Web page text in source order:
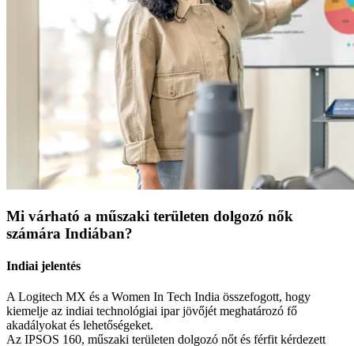
Mi várható a műszaki területen dolgozó nők
számára Indiában?
Indiai jelentés
A Logitech MX és a Women In Tech India összefogott, hogy
kiemelje az indiai technológiai ipar jövőjét meghatározó fő
akadályokat és lehetőségeket.
Az IPSOS 160, műszaki területen dolgozó nőt és férfit kérdezett